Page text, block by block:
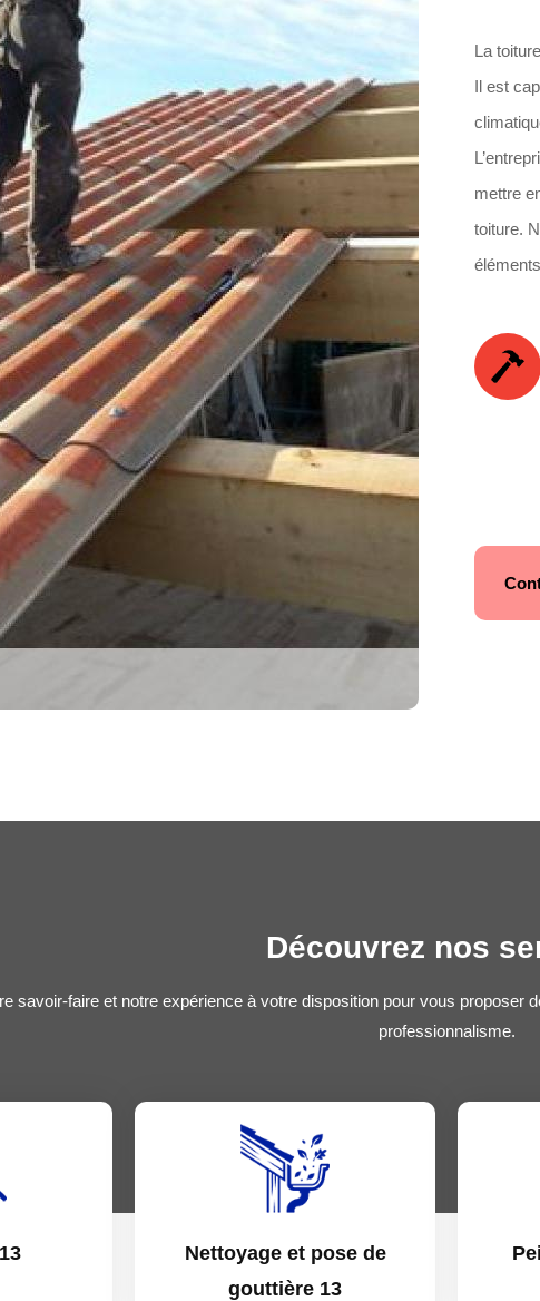
La
Il est
mettre
toiture.
Découvrez nos
savoir-faire et notre expérience à votre disposition pour vous proposer
professionnalisme.
Nettoyage et pose de
gouttière 13